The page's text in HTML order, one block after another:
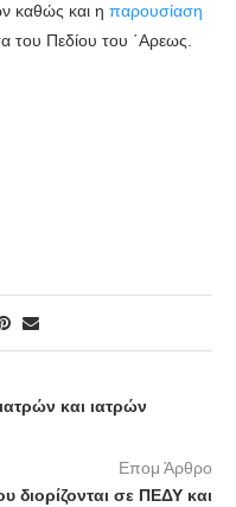
καθώς και η παρουσίαση
του Πεδίου του ΄Αρεως.
και ιατρών
Επομ Άρθρο
διορίζονται σε ΠΕΔΥ και